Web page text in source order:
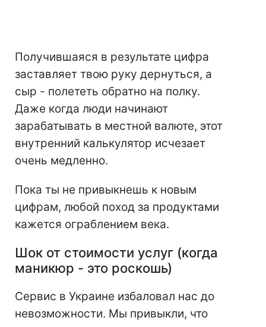
Получившаяся в результате цифра
заставляет твою руку дернуться, а
сыр - полететь обратно на полку.
Даже когда люди начинают
зарабатывать в местной валюте, этот
внутренний калькулятор исчезает
очень медленно.
Пока ты не привыкнешь к новым
цифрам, любой поход за продуктами
кажется ограблением века.
Шок от стоимости услуг (когда
маникюр - это роскошь)
Сервис в Украине избаловал нас до
невозможности. Мы привыкли, что